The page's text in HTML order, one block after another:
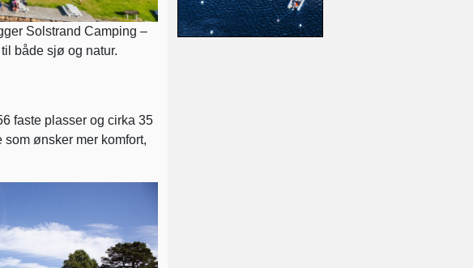
Solstrand Camping –
både sjø og natur.
faste plasser og cirka 35
ønsker mer komfort,